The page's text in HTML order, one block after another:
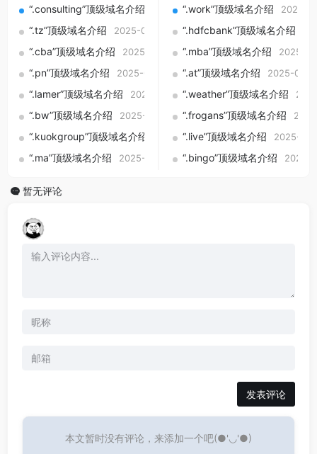
“.consulting”顶级域名介绍 2025-09-01“.work”顶级域名介绍 2025-
“.tz”顶级域名介绍 2025-09-01 “.hdfcbank”顶级域名介绍
“.cba”顶级域名介绍 2025-09-01 “.mba”顶级域名介绍 2025-
“.pn”顶级域名介绍 2025-09-01 “.at”顶级域名介绍 2025-09-
“.lamer”顶级域名介绍 2025-09-01 “.weather”顶级域名介绍
“.bw”顶级域名介绍 2025-09-01 “.frogans”顶级域名介绍
“.kuokgroup”顶级域名介绍 2025-09-01“.live”顶级域名介绍 2025-09-
“.ma”顶级域名介绍 2025-09-01 “.bingo”顶级域名介绍 2025-
暂无评论
发表评论
本文暂时没有评论，来添加一个吧(●'◡'●)